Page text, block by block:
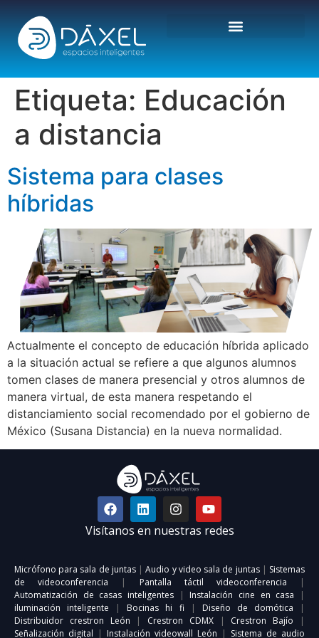
Etiqueta: Educación
a distancia
Sistema para clases
híbridas
Actualmente el concepto de educación híbrida aplicado
a la situación actual se refiere a que algunos alumnos
tomen clases de manera presencial y otros alumnos de
manera virtual, de esta manera respetando el
distanciamiento social recomendado por el gobierno de
México (Susana Distancia) en la nueva normalidad.
Visítanos en nuestras redes
Micrófono para sala de juntas|Audio y video sala de juntas| Sistemas
de videoconferencia | Pantalla táctil videoconferencia |
Automatización de casas inteligentes | Instalación cine en casa |
iluminación inteligente | Bocinas hi fi | Diseño de domótica |
Distribuidor crestron León | Crestron CDMX| Crestron Bajío |
Señalización digital | Instalación videowall León | Sistema de audio